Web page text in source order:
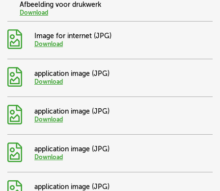
Afbeelding voor drukwerk
Download
Image for internet (JPG)
Download
application image (JPG)
Download
application image (JPG)
Download
application image (JPG)
Download
application image (JPG)